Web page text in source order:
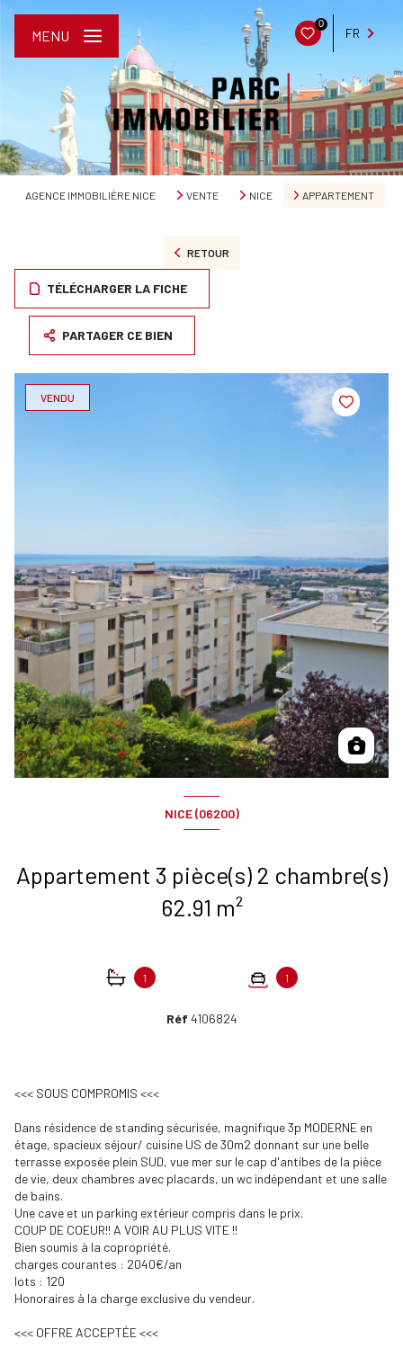
0
FR
MENU
AGENCE IMMOBILIÈRE NICE VENTE NICE APPARTEMENT
RETOUR
TÉLÉCHARGER LA FICHE
PARTAGER CE BIEN
VENDU
NICE (06200)
Appartement 3 pièce(s) 2 chambre(s)
62.91 m²
1 1
Réf 4106824
<<< SOUS COMPROMIS <<<
Dans résidence de standing sécurisée, magnifique 3p MODERNE en
étage, spacieux séjour/ cuisine US de 30m2 donnant sur une belle
terrasse exposée plein SUD, vue mer sur le cap d'antibes de la pièce
de vie, deux chambres avec placards, un wc indépendant et une salle
de bains.
Une cave et un parking extérieur compris dans le prix.
COUP DE COEUR!! A VOIR AU PLUS VITE !!
Bien soumis à la copropriété.
charges courantes : 2040€/an
lots : 120
Honoraires à la charge exclusive du vendeur.
<<< OFFRE ACCEPTÉE <<<